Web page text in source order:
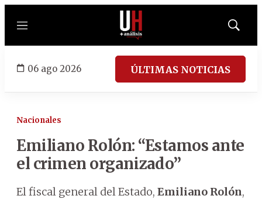
Menú
Mostrar
06 ago 2026 ÚLTIMAS NOTICIAS
Nacionales
Emiliano Rolón: “Estamos ante
el crimen organizado”
El fiscal general del Estado, Emiliano Rolón,